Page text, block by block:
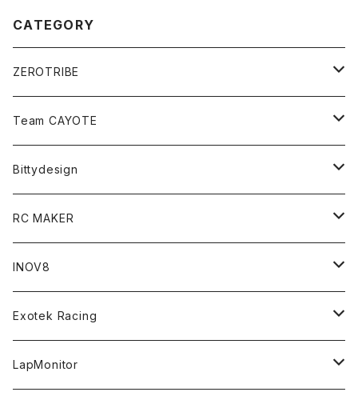
CATEGORY
ZEROTRIBE
Zetricks（Spare & Optional）
T4 MID Conversion Kit
T4 FWD Conversion Kit
BD9 MID Conversion Kit
Option Parts For TRF420,420X
Option Parts For TA08/TA08R
Team CAYOTE
Batteries
Merchandise
Accessories
CREST ESC
CREST X EVO
CREST Stocki Motor
Bittydesign
On-Road Clear Body＜オンロード用ボディ＞
GT8 （1/8 W/B325mm,W/B360mm）
LMH （1/10 190mm）
Liquid Mask＜リキッドマスク＞
Accessories＜バッグ/その他製品＞
Stencils＜エアブラシ用ステンシル＞
RC MAKER
SP2＜組立キット／スペアー＆オプションパーツ＞
SP1＜組立キット／スペアー＆オプションパーツ＞
SP1-F＜組立キット／スペアー＆オプションパーツ＞
INOV8
Bodyshell Accessories
Setup Tools
Exotek Racing
Bodies
LapMonitor